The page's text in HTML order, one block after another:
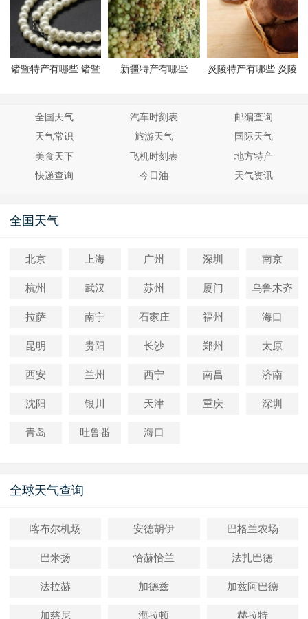
诸暨特产有哪些 诸暨
新疆特产有哪些
炎陵特产有哪些 炎陵
全国天气 汽车时刻表
邮编查询
天气常识
旅游天气
国际天气
美食天下
飞机时刻表
地方特产
快递查询
今日油 天气资讯
全国天气
北京 上海 广州 深圳 南京
杭州 武汉 苏州 厦门 乌鲁木齐
拉萨 南宁 石家庄 福州 海口
昆明 贵阳 长沙 郑州 太原
西安 兰州 西宁 南昌 济南
沈阳 银川 天津 重庆 深圳
青岛 吐鲁番 海口
全球天气查询
喀布尔机场 安德胡伊 巴格兰农场
巴米扬 恰赫恰兰 法扎巴德
法拉赫 加德兹 加兹阿巴德
加慈尼 海拉顿 赫拉特